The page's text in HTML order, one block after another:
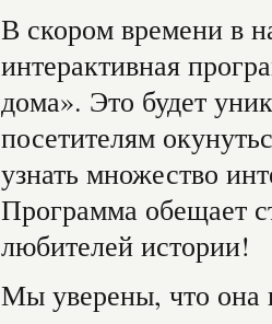
В скором времени в
интерактивная
дома». Это будет
посетителям
узнать множество
Программа обещает
любителей истории!
Мы уверены, что она